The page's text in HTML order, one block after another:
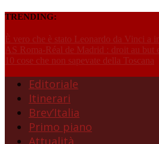
TRENDING:
È vero che è stato Leonardo da Vinci a
AS Roma-Réal de Madrid : droit au but
10 cose che non sapevate della Toscana
Editoriale
Itinerari
Brev’Italia
Primo piano
Attualità